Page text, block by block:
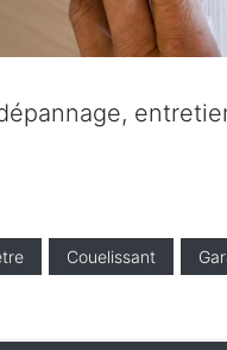
Couelissant